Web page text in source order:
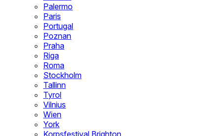
Palermo
Paris
Portugal
Poznan
Praha
Riga
Roma
Stockholm
Tallinn
Tyrol
Vilnius
Wien
York
Korpsfestival Brighton